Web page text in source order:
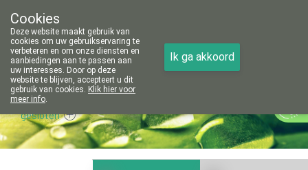
016/81 14 80
gesloten
Cookies
Deze website maakt gebruik van
cookies om uw gebruikservaring te
verbeteren en om onze diensten en
aanbiedingen aan te passen aan
uw interesses. Door op deze
website te blijven, accepteert u dit
gebruik van cookies. Klik hier voor
meer info.
Ik ga akkoord